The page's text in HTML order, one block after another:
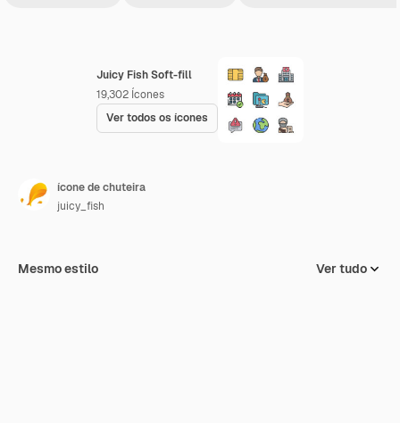
Juicy Fish Soft-fill
19,302 Ícones
Ver todos os ícones
ícone de chuteira
juicy_fish
Mesmo estilo Ver tudo